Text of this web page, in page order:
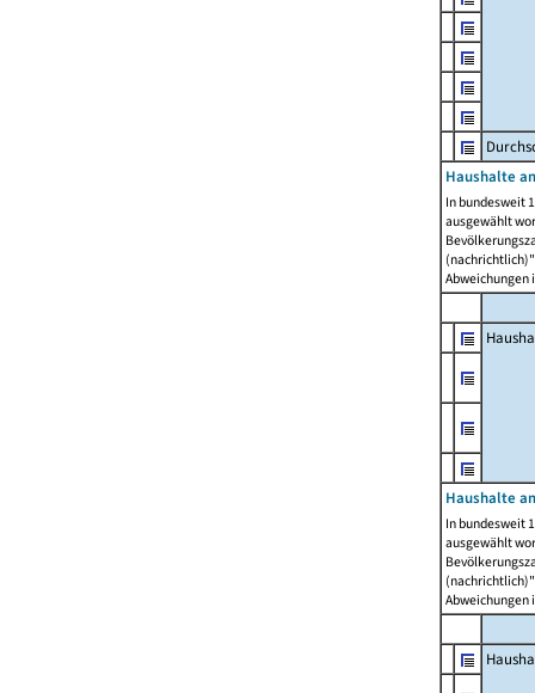
Haushalte
In bundesweit
ausgewählt
Abweichungen
Haushalte
In bundesweit
ausgewählt
Abweichungen